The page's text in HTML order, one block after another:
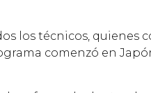
los técnicos, quienes
comenzó en